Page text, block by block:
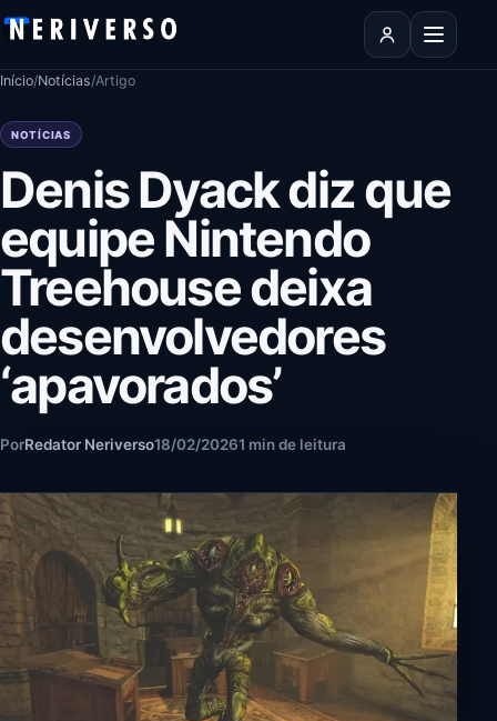
Pular para o conteúdo
Abrir
Início/Notícias/Artigo
NOTÍCIAS
Denis Dyack diz que
equipe Nintendo
Treehouse deixa
desenvolvedores
‘apavorados’
PorRedator Neriverso18/02/20261 min de leitura